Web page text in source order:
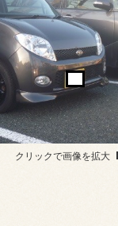
クリックで画像を拡大